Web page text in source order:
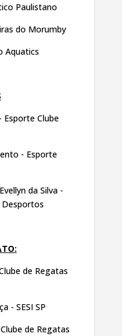
Paulistano
do Morumby
Aquatics
Esporte Clube
- Esporte
Evellyn da Silva -
Desportos
de Regatas
- SESI SP
de Regatas